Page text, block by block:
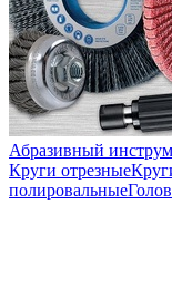
Абразивный
Круги отрезные
полировальные